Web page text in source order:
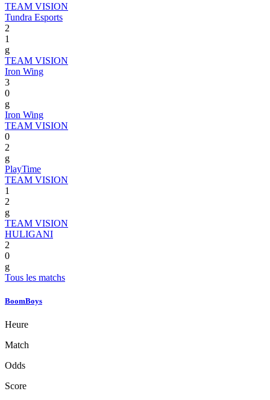
TEAM VISION
Tundra Esports
2
1
g
TEAM VISION
Iron Wing
3
0
g
Iron Wing
TEAM VISION
0
2
g
PlayTime
TEAM VISION
1
2
g
TEAM VISION
HULIGANI
2
0
g
Tous les matchs
BoomBoys
Heure
Match
Odds
Score